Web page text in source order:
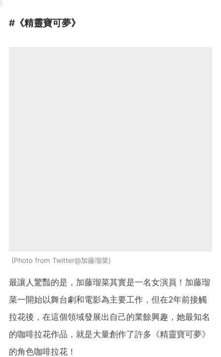
#《精靈寶可夢》
Photo from Twitter@加藤瑠菜
最讓人驚豔的是，加藤瑠菜其實是一名女演員！加藤瑠
菜一開始以舞台劇和電影為主要工作，但在2年前接觸
拉花後，在這個領域發展出自己的業餘興趣，她最知名
的咖啡拉花作品，就是大量創作了許多《精靈寶可夢》
的角色咖啡拉花！